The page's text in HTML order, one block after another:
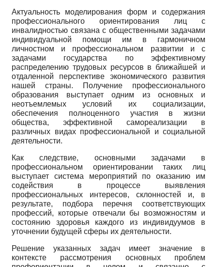
Актуальность моделирования форм и содержания
профессионального ориентирования лиц с
инвалидностью связана с общественными задачами
индивидуальной помощи им в гармоничном
личностном и профессиональном развитии и с
задачами государства по эффективному
распределению трудовых ресурсов в ближайшей и
отдаленной перспективе экономического развития
нашей страны. Получение профессионального
образования выступает одним из основных и
неотъемлемых условий их социализации,
обеспечения полноценного участия в жизни
общества, эффективной самореализации в
различных видах профессиональной и социальной
деятельности.
Как следствие, основными задачами в
профессиональном ориентировании таких лиц
выступает система мероприятий по оказанию им
содействия в процессе выявления
профессиональных интересов, склонностей и, в
результате, подбора перечня соответствующих
профессий, которые отвечали бы возможностям и
состоянию здоровья каждого из индивидуумов в
уточнении будущей сферы их деятельности.
Решение указанных задач имеет значение в
контексте рассмотрения основных проблем